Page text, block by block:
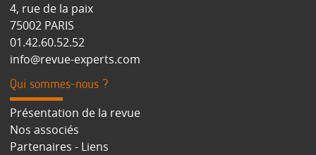
4, rue de la paix
75002 PARIS
01.42.60.52.52
info@revue-experts.com
Qui sommes-nous ?
Présentation de la revue
Nos associés
Partenaires - Liens